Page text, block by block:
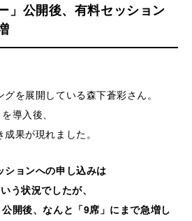
」公開後、有料セッション
を展開している森下蒼彩さん。
導入後、
果が現れました。
ションへの申し込みは
う状況でしたが、
開後、なんと「9席」にまで急増し